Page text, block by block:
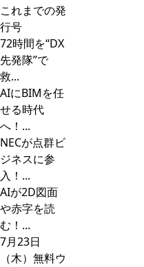
これまでの発
行号
72時間を“DX
先発隊”で
救...
AIにBIMを任
せる時代
へ！...
NECが点群ビ
ジネスに参
入！...
AIが2D図面
や赤字を読
む！...
7月23日
（木）無料ウ